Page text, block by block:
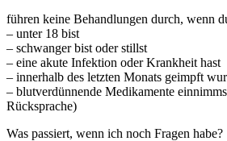
führen keine Behandlungen durch, wenn
– unter 18 bist
– schwanger bist oder stillst
– eine akute Infektion oder Krankheit hast
– innerhalb des letzten Monats geimpft
– blutverdünnende Medikamente
Rücksprache)
Was passiert, wenn ich noch Fragen habe?